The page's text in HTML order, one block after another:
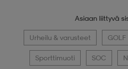
Asiaan liittyvä
Urheilu & varusteet GOLF
Sporttimuoti SOC